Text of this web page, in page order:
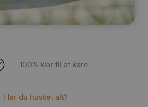
100% klar til at køre
Har du husket alt?